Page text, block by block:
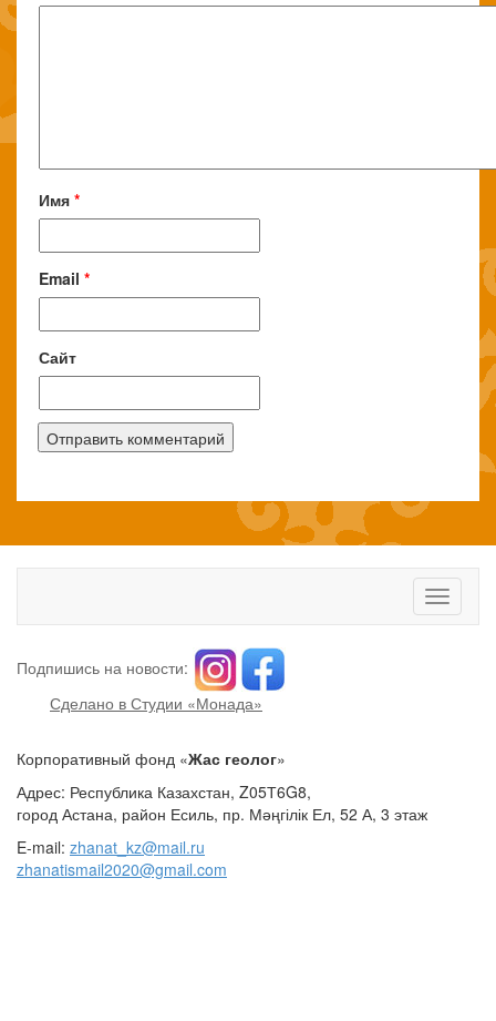
Имя *
Email *
Сайт
Toggle
Подпишись на новости:
Сделано в Студии «Монада»
Корпоративный фонд «Жас геолог»
Адрес: Республика Казахстан, Z05Т6G8,
город Астана, район Есиль, пр. Мәңгілік Ел, 52 А, 3 этаж
E-mail: zhanat_kz@mail.ru
zhanatismail2020@gmail.com